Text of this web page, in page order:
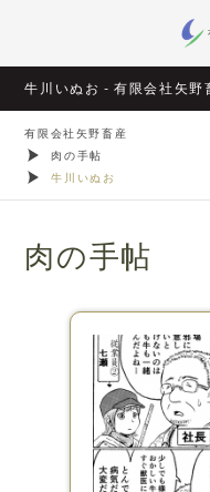
牛川いぬお - 有限会社矢野
有限会社矢野畜産
肉の手帖
牛川いぬお
肉の手帖